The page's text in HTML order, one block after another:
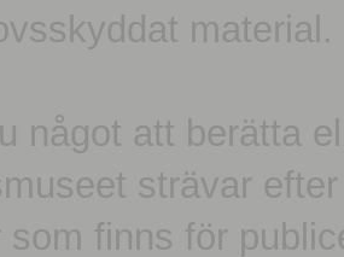
material.
något att berätta
strävar
som finns för